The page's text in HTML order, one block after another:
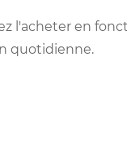
l'acheter en
quotidienne.